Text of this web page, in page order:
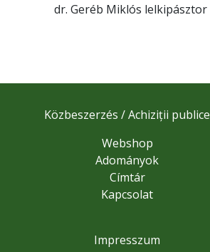
Geréb Miklós lelkipásztor
Közbeszerzés / Achiziții publice
Webshop
Adományok
Címtár
Kapcsolat
Impresszum